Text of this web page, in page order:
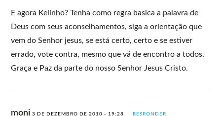
E agora Kelinho? Tenha como regra basica a palavra de
Deus com seus aconselhamentos, siga a orientação que
vem do Senhor jesus, se está certo, certo e se estiver
errado, vote contra, mesmo que vá de encontro a todos.
Graça e Paz da parte do nosso Senhor Jesus Cristo.
moni3 DE DEZEMBRO DE 2010 - 19:28 RESPONDER